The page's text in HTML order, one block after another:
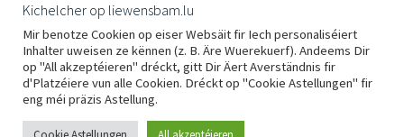
Hoerbänner Wollwalk
29,00€
Kichelcher op liewensbam.lu
Mir benotze Cookien op eiser Websäit fir Iech personaliséiert
Inhalter uweisen ze kënnen (z. B. Äre Wuerekuerf). Andeems Dir
op "All akzeptéieren" dréckt, gitt Dir Äert Averständnis fir
d'Platzéiere vun alle Cookien. Dréckt op "Cookie Astellungen" fir
eng méi präzis Astellung.